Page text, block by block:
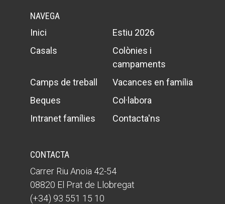
NAVEGA
Inici
Estiu 2026
Casals
Colònies i
campaments
Camps de treball
Vacances en família
Beques
Col·labora
Intranet famílies
Contacta'ns
CONTACTA
Carrer Riu Anoia 42-54
08820 El Prat de Llobregat
(+34) 93 551 15 10